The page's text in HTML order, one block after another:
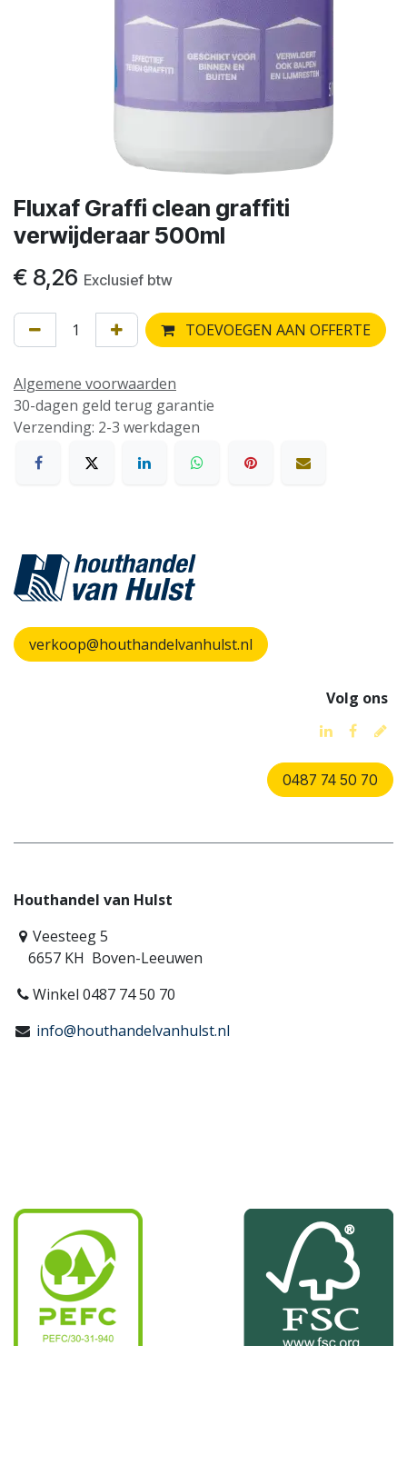
Fluxaf Graffi clean graffiti
verwijderaar 500ml
€ 8,26 Exclusief btw
TOEVOEGEN AAN OFFERTE
Algemene voorwaarden
30-dagen geld terug garantie
Verzending: 2-3 werkdagen
verkoop@houthandelvanhulst.nl
Volg ons
0487 74 50 70
Houthandel van Hulst
Veesteeg 5
6657 KH Boven-Leeuwen
Winkel 0487 74 50 70
info@houthandelvanhulst.nl